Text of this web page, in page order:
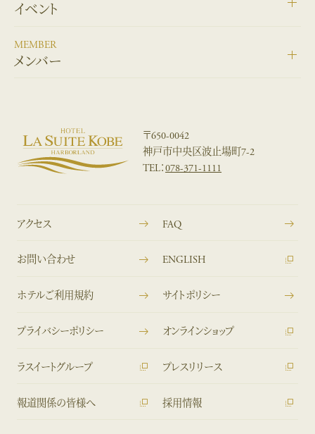
イベント
MEMBER
メンバー
〒650-0042
神戸市中央区波止場町7-2
TEL：078-371-1111
アクセス FAQ
お問い合わせ ENGLISH
ホテルご利用規約 サイトポリシー
プライバシーポリシー オンラインショップ
ラスイートグループ プレスリリース
報道関係の皆様へ 採用情報